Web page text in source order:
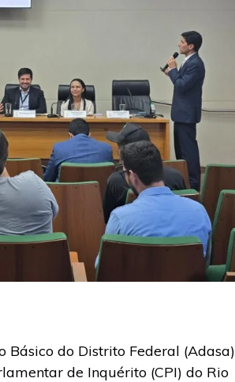
Básico do Distrito Federal (Adasa)
de Inquérito (CPI) do Rio